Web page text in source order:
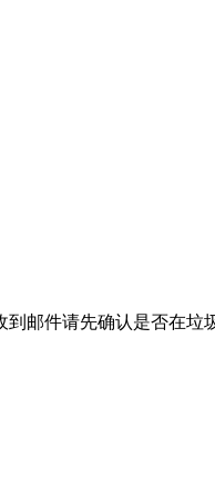
邮件请先确认是否在垃